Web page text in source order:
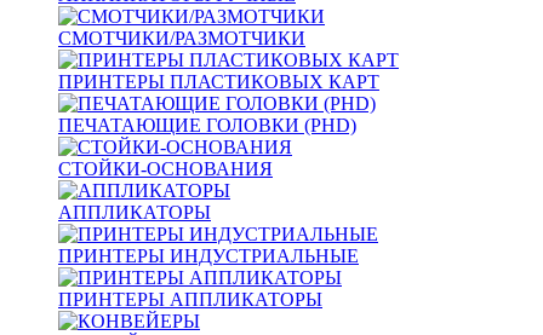
СМОТЧИКИ/РАЗМОТЧИКИ
ПРИНТЕРЫ ПЛАСТИКОВЫХ КАРТ
ПЕЧАТАЮЩИЕ ГОЛОВКИ (PHD)
СТОЙКИ-ОСНОВАНИЯ
АППЛИКАТОРЫ
ПРИНТЕРЫ ИНДУСТРИАЛЬНЫЕ
ПРИНТЕРЫ АППЛИКАТОРЫ